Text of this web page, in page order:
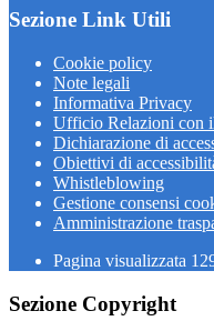
Sezione Link Utili
Cookie policy
Note legali
Informativa Privacy
Ufficio Relazioni con
Dichiarazione di
Obiettivi di
Whistleblowing
Gestione consensi
Amministrazione
Pagina visualizzata
Sezione Copyright